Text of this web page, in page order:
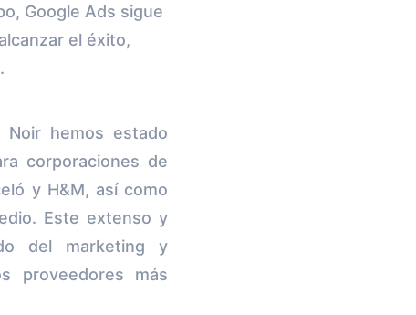
Google Ads sigue
el éxito,
hemos estado
corporaciones de
y H&M, así como
Este extenso y
del marketing y
proveedores más